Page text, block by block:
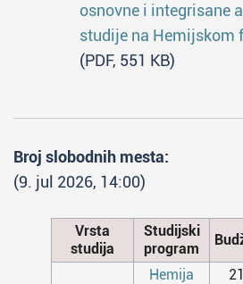
osnovne i integrisane
studije na Hemijskom
(PDF, 551 KB)
Broj slobodnih mesta:
(9. jul 2026, 14:00)
Vrsta
studija
Studijski
program
Hemija 21